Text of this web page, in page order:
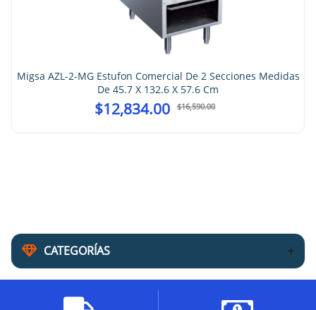
CATEGORÍAS
Migsa AZL-2-MG Estufon Comercial De 2 Secciones Medidas
De 45.7 X 132.6 X 57.6 Cm
$16,590.00
$12,834.00